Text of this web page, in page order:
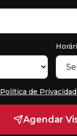
Política de
Agendar